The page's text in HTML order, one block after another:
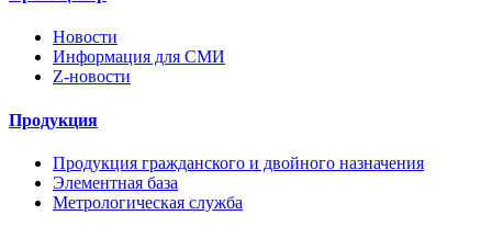
Новости
Информация для СМИ
Z-новости
Продукция
Продукция гражданского и двойного назначения
Элементная база
Метрологическая служба